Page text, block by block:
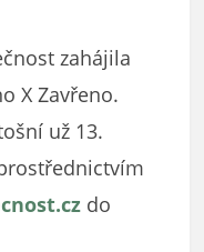
zahájila
X Zavřeno.
už 13.
do